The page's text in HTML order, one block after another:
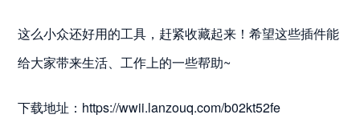
这么小众还好用的工具，赶紧收藏起来！希望这些插件能
给大家带来生活、工作上的一些帮助~
下载地址：https://wwii.lanzouq.com/b02kt52fe